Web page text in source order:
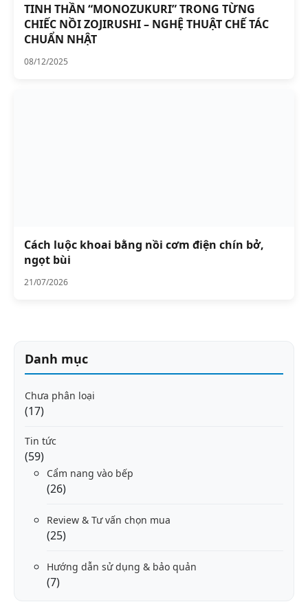
TINH THẦN “MONOZUKURI” TRONG TỪNG
CHIẾC NỒI ZOJIRUSHI – NGHỆ THUẬT CHẾ TÁC
CHUẨN NHẬT
08/12/2025
Cách luộc khoai bằng nồi cơm điện chín bở,
ngọt bùi
21/07/2026
Danh mục
Chưa phân loại
(17)
Tin tức
(59)
Cẩm nang vào bếp
(26)
Review & Tư vấn chọn mua
(25)
Hướng dẫn sử dụng & bảo quản
(7)